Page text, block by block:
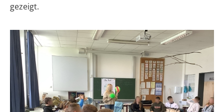
gezeigt.